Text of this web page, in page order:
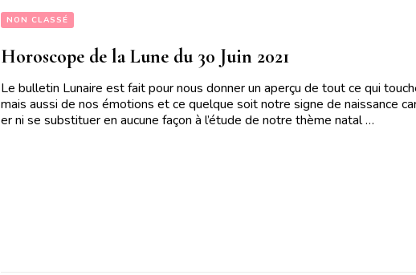
NON CLASSÉ
Horoscope de la Lune du 30 Juin 2021
Le bulletin Lunaire est fait pour nous donner un aperçu de tout ce qui
mais aussi de nos émotions et ce quelque soit notre signe de naissance
er ni se substituer en aucune façon à l’étude de notre thème natal …